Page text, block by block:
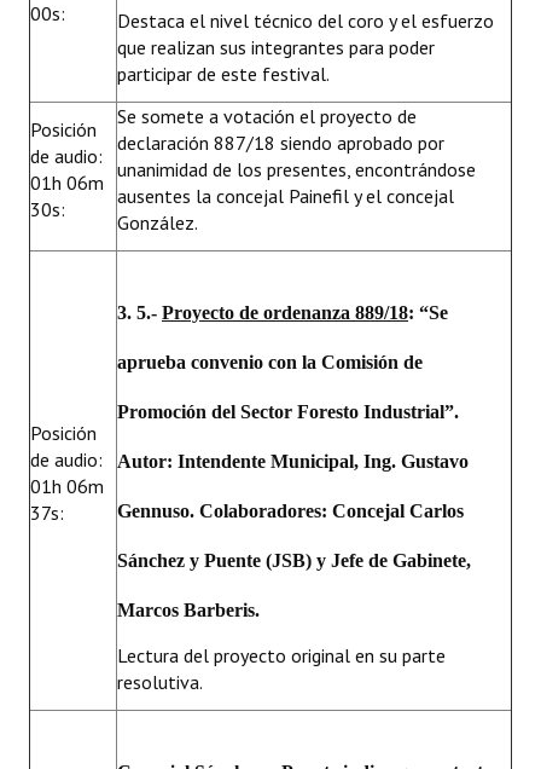
00s:
Destaca el nivel técnico del coro y el esfuerzo
que realizan sus integrantes para poder
participar de este festival.
Posición
de audio:
01h 06m
30s:
Se somete a votación el proyecto de
declaración 887/18 siendo aprobado por
unanimidad de los presentes, encontrándose
ausentes la concejal Painefil y el concejal
González.
Posición
de audio:
01h 06m
37s:
3. 5.- Proyecto de ordenanza 889/18: “Se
aprueba convenio con la Comisión de
Promoción del Sector Foresto Industrial”.
Autor: Intendente Municipal, Ing. Gustavo
Gennuso. Colaboradores: Concejal Carlos
Sánchez y Puente (JSB) y Jefe de Gabinete,
Marcos Barberis.
Lectura del proyecto original en su parte
resolutiva.